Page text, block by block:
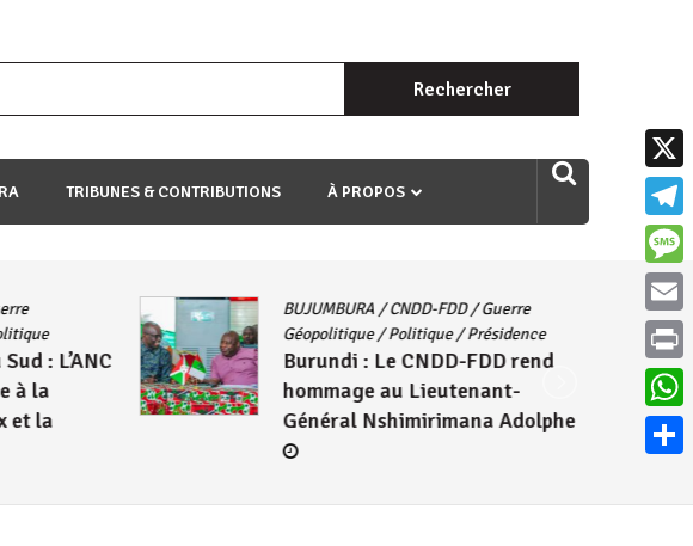
.Wewe uri ngaha ndagusigiye iki kibazo : Uriko ukora iki kugira ngo
Rechercher :
TRIBUNES & CONTRIBUTIONS À PROPOS
: L’ANC
à la
et la
BUJUMBURA/CNDD-FDD/Guerre
Géopolitique/Politique/Présidence
Burundi : Le CNDD-FDD rend
hommage au Lieutenant-
Général Nshimirimana Adolphe
X
Email
Print